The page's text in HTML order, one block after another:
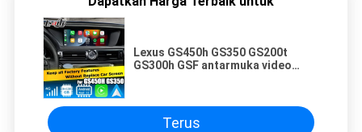
Lexus GS450h GS350 GS200t
GS300h GSF antarmuka video
Terus